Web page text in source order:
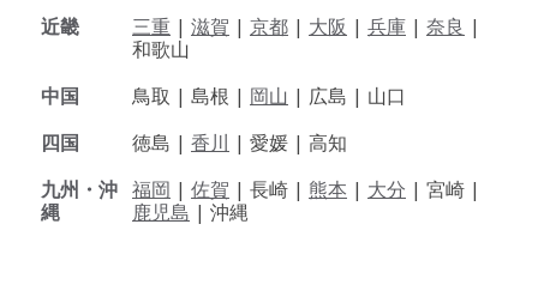
近畿
三重 | 滋賀 | 京都 | 大阪 | 兵庫 | 奈良 |
和歌山
中国
鳥取 | 島根 | 岡山 | 広島 | 山口
四国
徳島 | 香川 | 愛媛 | 高知
九州・沖
縄
福岡 | 佐賀 | 長崎 | 熊本 | 大分 | 宮崎 |
鹿児島 | 沖縄